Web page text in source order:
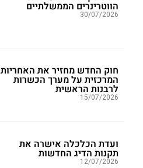
הווטרינרים הממשלתיים
30/07/2026
חוק החדש מחזיר את האחריות
המרכזית על מערך הכשרות
לרבנות הראשית
15/07/2026
ועדת הכלכלה אישרה את
תקנות הדיג החדשות
12/07/2026